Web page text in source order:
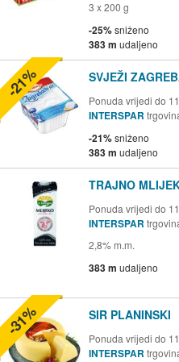
3 x 200 g
-25%sniženo
383 m udaljeno
SVJEŽI
Ponuda vrijedi do
INTERSPAR
-21%sniženo
383 m udaljeno
-21%
TRAJNO
Ponuda vrijedi do
INTERSPAR
2,8% m.m.
383 m udaljeno
SIR PLANINSKI
Ponuda vrijedi do
INTERSPAR
-31%